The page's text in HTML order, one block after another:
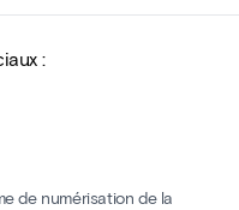
:
de numérisation de la